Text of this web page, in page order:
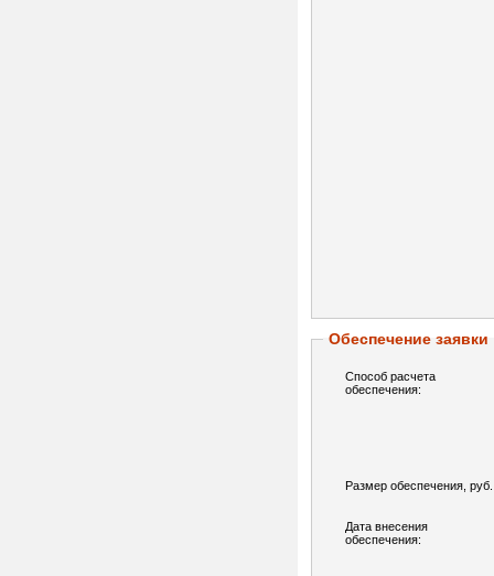
Обеспечение заявки
Способ расчета
обеспечения:
Размер обеспечения,
Дата внесения
обеспечения: